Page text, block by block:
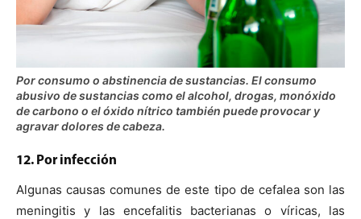
Por consumo o abstinencia de sustancias. El consumo
abusivo de sustancias como el alcohol, drogas, monóxido
de carbono o el óxido nítrico también puede provocar y
agravar dolores de cabeza.
12. Por infección
Algunas causas comunes de este tipo de cefalea son las
meningitis y las encefalitis bacterianas o víricas, las